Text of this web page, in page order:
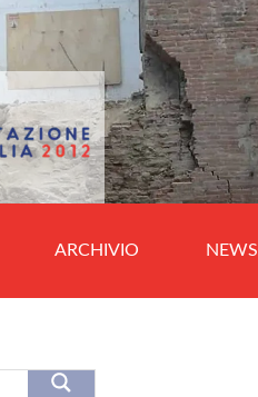
ARCHIVIO NEWS